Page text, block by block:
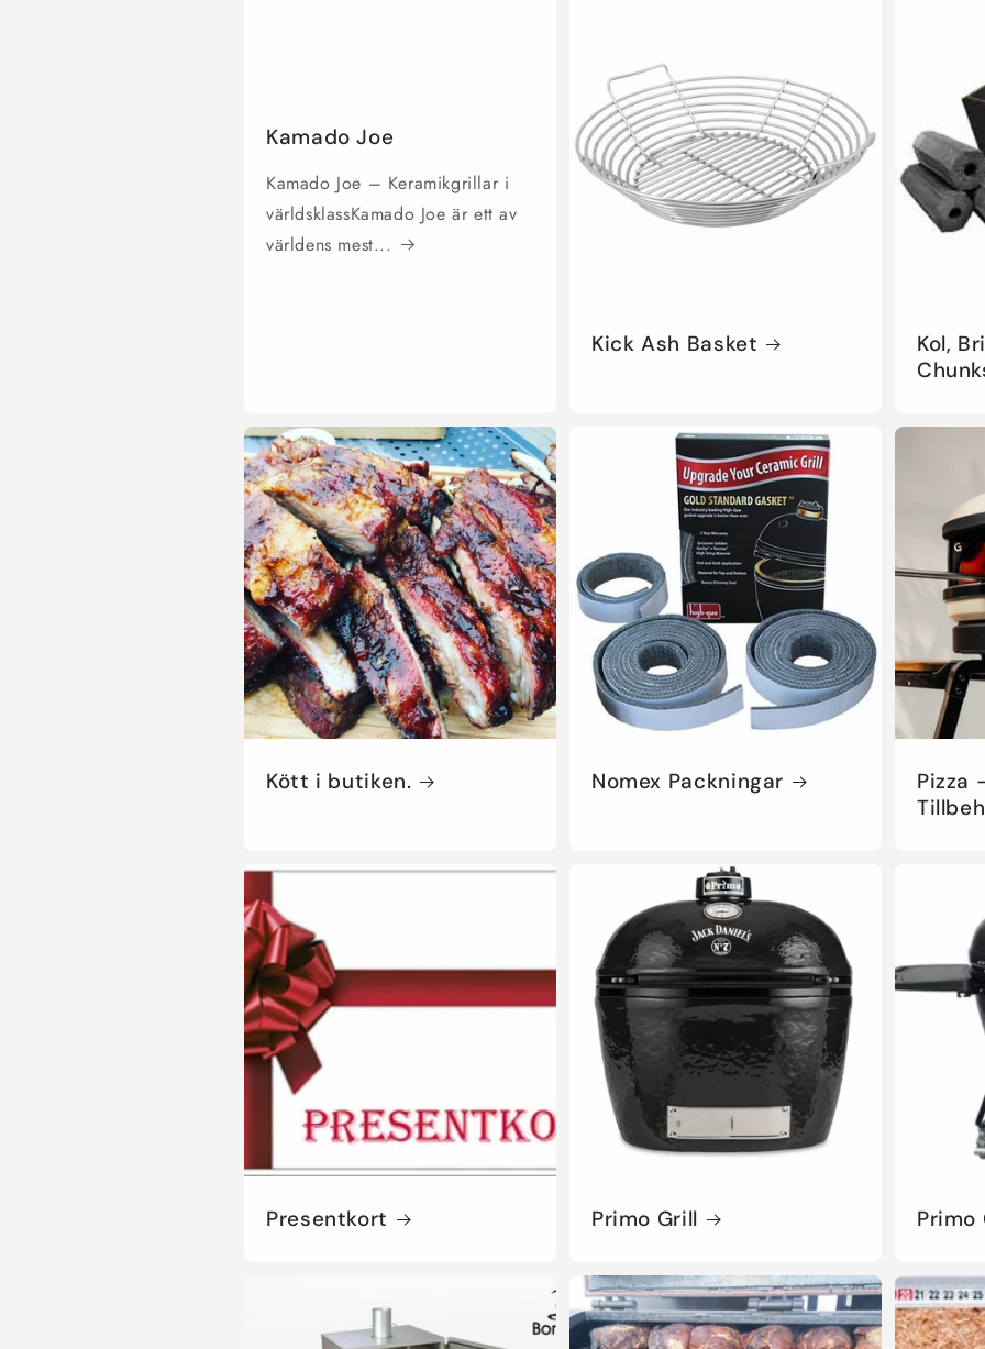
Kamado Joe
Kamado Joe – Keramikgrillar i
världsklassKamado Joe är ett av
världens mest...
Kick Ash Basket
Kol,
Kött i butiken. Nomex Packningar
Pizza
Presentkort Primo Grill Primo